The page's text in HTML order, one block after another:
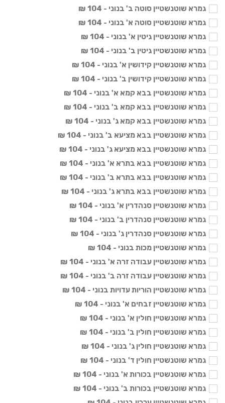
גמרא שוטנשטיין סוטה ב' בנוני - 104 ₪
גמרא שוטנשטיין סוטה א' בנוני - 104 ₪
גמרא שוטנשטיין גיטין א' בנוני - 104 ₪
גמרא שוטנשטיין גיטין ב' בנוני - 104 ₪
גמרא שוטנשטיין קידושין א' בנוני - 104 ₪
גמרא שוטנשטיין קידושין ב' בנוני - 104 ₪
גמרא שוטנשטיין בבא קמא א' בנוני - 104 ₪
גמרא שוטנשטיין בבא קמא ב' בנוני - 104 ₪
גמרא שוטנשטיין בבא קמא ג' בנוני - 104 ₪
גמרא שוטנשטיין בבא מציעא ב' בנוני - 104 ₪
גמרא שוטנשטיין בבא מציעא ג' בנוני - 104 ₪
גמרא שוטנשטיין בבא בתרא א' בנוני - 104 ₪
גמרא שוטנשטיין בבא בתרא ב' בנוני - 104 ₪
גמרא שוטנשטיין בבא בתרא ג' בנוני - 104 ₪
גמרא שוטנשטיין סנהדרין א' בנוני - 104 ₪
גמרא שוטנשטיין סנהדרין ב' בנוני - 104 ₪
גמרא שוטנשטיין סנהדרין ג' בנוני - 104 ₪
גמרא שוטנשטיין מכות בנוני - 104 ₪
גמרא שוטנשטיין עבודה זרה א' בנוני - 104 ₪
גמרא שוטנשטיין עבודה זרה ב' בנוני - 104 ₪
גמרא שוטנשטיין הוריות עדויות בנוני - 104 ₪
גמרא שוטנשטיין זבחים א' בנוני - 104 ₪
גמרא שוטנשטיין חולין א' בנוני - 104 ₪
גמרא שוטנשטיין חולין ב' בנוני - 104 ₪
גמרא שוטנשטיין חולין ג' בנוני - 104 ₪
גמרא שוטנשטיין חולין ד' בנוני - 104 ₪
גמרא שוטנשטיין בכורות א' בנוני - 104 ₪
גמרא שוטנשטיין בכורות ב' בנוני - 104 ₪